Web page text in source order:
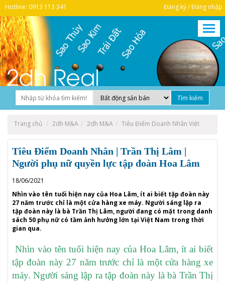
Hotline: 0913 113 341 Đăng ký / Đăng nhập
Trang chủ 2dh M&A 2dh M&A Tiêu Điểm Doanh Nhân Việt
Tiêu Điểm Doanh Nhân | Trần Thị Lâm |
Người phụ nữ quyền lực tập đoàn Hoa Lâm
18/06/2021
Nhìn vào tên tuổi hiện nay của Hoa Lâm, ít ai biết tập đoàn này
27 năm trước chỉ là một cửa hàng xe máy. Người sáng lập ra
tập đoàn này là bà Trần Thị Lâm, người đang có mặt trong danh
sách 50 phụ nữ có tầm ảnh hưởng lớn tại Việt Nam trong thời
gian qua.
Nhìn vào tên tuổi hiện nay của Hoa Lâm, ít ai biết
tập đoàn này 27 năm trước chỉ là một cửa hàng xe
máy. Người sáng lập ra tập đoàn này là bà Trần Thị